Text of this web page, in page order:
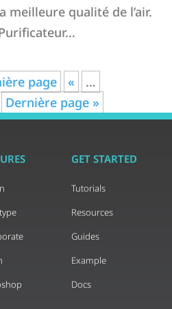
meilleure qualité de l’air.
page «
…
Dernière page »
GET STARTED
Tutorials
Resources
Guides
Example
Docs